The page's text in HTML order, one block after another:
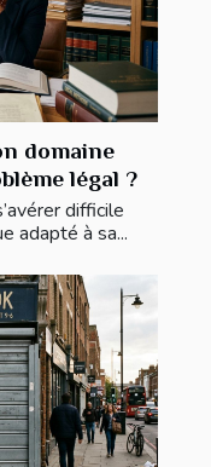
domaine
légal ?
difficile
adapté à sa...